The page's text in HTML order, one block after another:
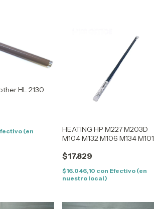
HL 2130
(en
HEATING HP M227 M203D
M104 M132 M106 M134 M101
M106 M103
$17.829
$16.046,10 con Efectivo (en
nuestro local)